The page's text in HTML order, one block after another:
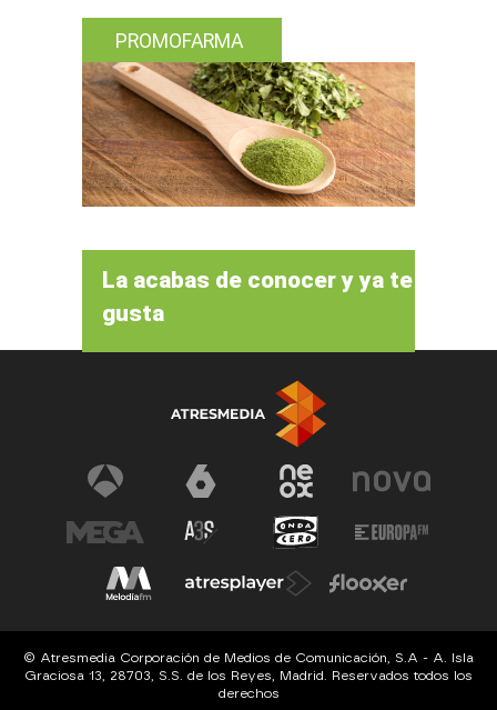
PROMOFARMA
La acabas de conocer y ya te
gusta
© Atresmedia Corporación de Medios de Comunicación, S.A - A. Isla
Graciosa 13, 28703, S.S. de los Reyes, Madrid. Reservados todos los
derechos